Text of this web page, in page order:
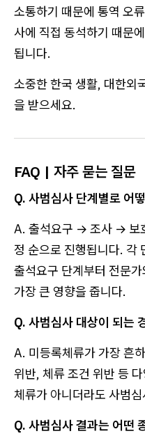
소통하기 때문에 통역 오
사에 직접 동석하기 때문
됩니다.
소중한 한국 생활, 대한외
을 받으세요.
FAQ | 자주 묻는 질문
Q. 사범심사 단계별로 어
A. 출석요구 → 조사 → 보
정 순으로 진행됩니다. 각
출석요구 단계부터 전문
가장 큰 영향을 줍니다.
Q. 사범심사 대상이 되는
A. 미등록체류가 가장 흔
위반, 체류 조건 위반 등
체류가 아니더라도 사범
Q. 사범심사 결과는 어떤